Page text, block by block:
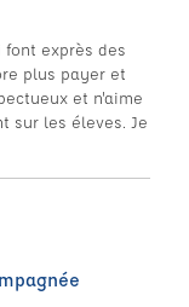
font exprès des
plus payer et
et n'aime
sur les éleves. Je